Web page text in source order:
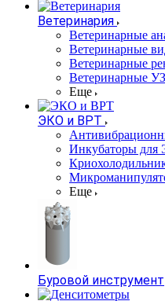
Ветеринария
Ветеринарные
Ветеринарные
Ветеринарные
Ветеринарные
Еще
ЭКО и ВРТ
Инкубаторы
Еще
Буровой инструмент